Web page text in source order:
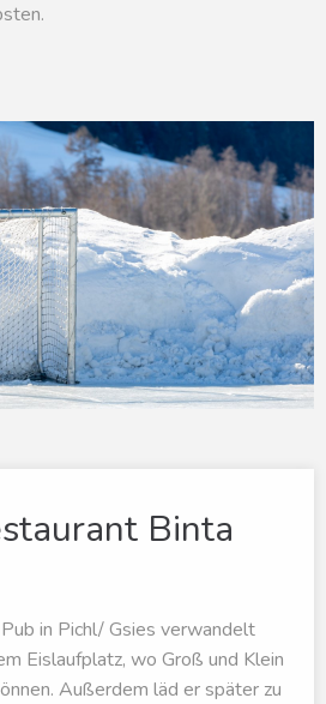
Binta
in Pichl/ Gsies verwandelt
Eislaufplatz, wo Groß und Klein
Außerdem läd er später zu